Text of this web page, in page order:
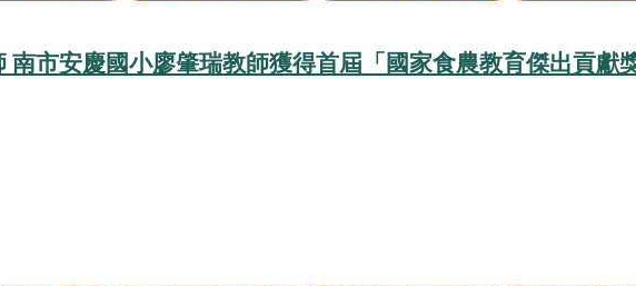
南市安慶國小廖肇瑞教師獲得首屆「國家食農教育傑出貢獻